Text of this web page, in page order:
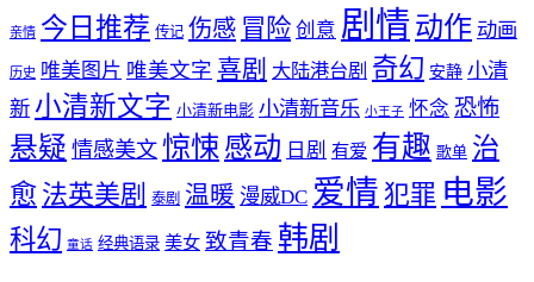
亲情 今日推荐 传记 伤感 冒险 创意 剧情 动作 动画
历史 唯美图片 唯美文字 喜剧 大陆港台剧 奇幻 安静 小清
新 小清新文字 小清新电影 小清新音乐 小王子 怀念 恐怖
悬疑 情感美文 惊悚 感动 日剧 有爱 有趣 歌单 治
愈 法英美剧 泰剧 温暖 漫威DC 爱情 犯罪 电影
科幻 童话 经典语录 美女 致青春 韩剧